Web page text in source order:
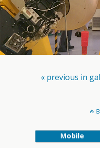
« previous in
Mobile